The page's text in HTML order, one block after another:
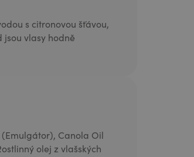
s citronovou šťávou,
vlasy hodně
Canola Oil
olej z vlašských